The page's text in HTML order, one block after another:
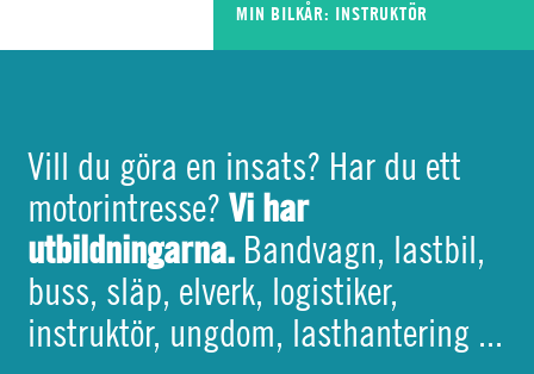
MIN BILKÅR: INSTRUKTÖR
Vill du göra en insats? Har du ett
motorintresse? Vi har
utbildningarna. Bandvagn, lastbil,
buss, släp, elverk, logistiker,
instruktör, ungdom, lasthantering ...